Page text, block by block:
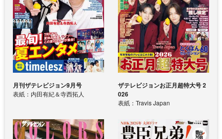
月刊ザテレビジョン9月号
表紙：内田有紀＆寺西拓人
ザテレビジョンお正月超特大号 2
026
表紙：Travis Japan